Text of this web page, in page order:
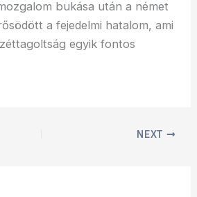
bukása után a német
a fejedelmi hatalom, ami
egyik fontos
NEXT